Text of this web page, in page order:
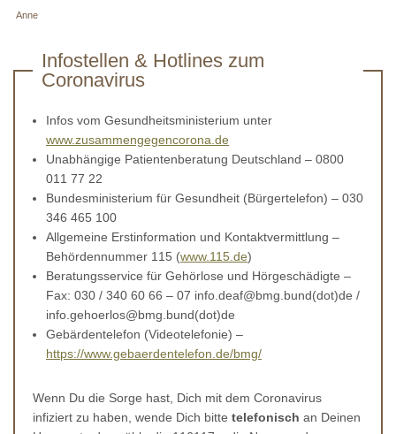
Anne
Infostellen & Hotlines zum
Coronavirus
Infos vom Gesundheitsministerium unter
www.zusammengegencorona.de
Unabhängige Patientenberatung Deutschland – 0800
011 77 22
Bundesministerium für Gesundheit (Bürgertelefon) – 030
346 465 100
Allgemeine Erstinformation und Kontaktvermittlung –
Behördennummer 115 (www.115.de)
Beratungsservice für Gehörlose und Hörgeschädigte –
Fax: 030 / 340 60 66 – 07 info.deaf@bmg.bund(dot)de /
info.gehoerlos@bmg.bund(dot)de
Gebärdentelefon (Videotelefonie) –
https://www.gebaerdentelefon.de/bmg/
Wenn Du die Sorge hast, Dich mit dem Coronavirus
infiziert zu haben, wende Dich bitte telefonisch an Deinen